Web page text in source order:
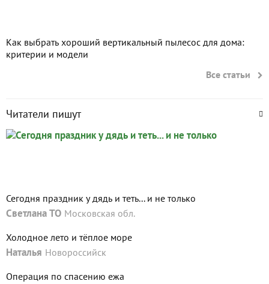
Как выбрать хороший вертикальный пылесос для дома:
критерии и модели
Все статьи
Читатели пишут
Сегодня праздник у дядь и теть... и не только
Светлана ТО Московская обл.
Холодное лето и тёплое море
Наталья Новороссийск
Операция по спасению ежа